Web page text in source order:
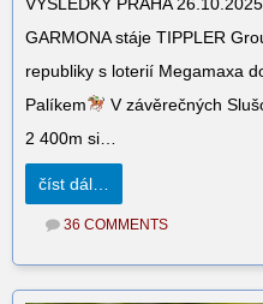
GARMONA stáje TIPPLER
republiky s loterií Megamaxa
Palíkem
V závěrečných
2 400m si…
číst dál…
36 COMMENTS